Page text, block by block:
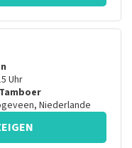
Uhr
, Niederlande